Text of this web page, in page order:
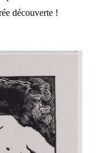
découverte !